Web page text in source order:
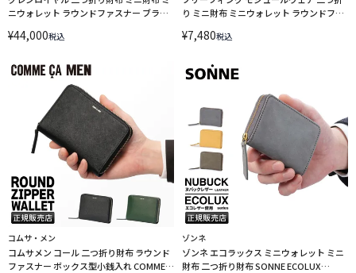
ニウォレット ラウンドファスナー ブライ
¥44,000税込
り ミニ財布 ミニウォレット ラウンドファ
BRA251G04
¥7,480税込
コムサ・メン
コムサメン コール 二つ折り財布 ラウンド
ファスナー ボックス型小銭入れ COMME
ゾンネ
ゾンネ エコラックス ミニウォレット ミニ
財布 二つ折り財布 SONNE ECOLUX